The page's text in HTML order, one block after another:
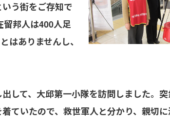
う街をご存知で
邦人は400人足
はありませんし、
して、大邱第一小隊を訪問しました。
いたので、救世軍人と分かり、親切に